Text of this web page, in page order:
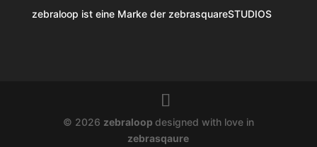
zebraloop ist eine Marke der zebrasquareSTUDIOS
© 2026 zebraloop designed with love in
zebrasqaure